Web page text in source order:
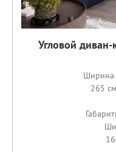
Угловой диван-
Ширина
265